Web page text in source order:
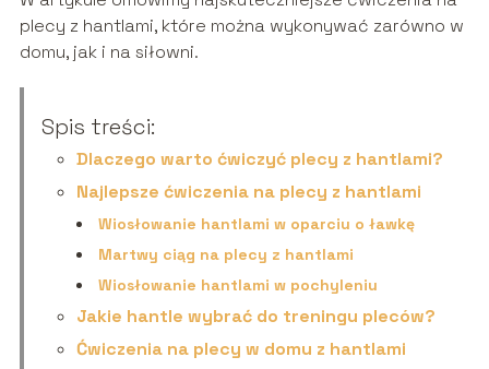
plecy z hantlami, które można wykonywać zarówno w
domu, jak i na siłowni.
Spis treści:
Dlaczego warto ćwiczyć plecy z hantlami?
Najlepsze ćwiczenia na plecy z hantlami
Wiosłowanie hantlami w oparciu o ławkę
Martwy ciąg na plecy z hantlami
Wiosłowanie hantlami w pochyleniu
Jakie hantle wybrać do treningu pleców?
Ćwiczenia na plecy w domu z hantlami